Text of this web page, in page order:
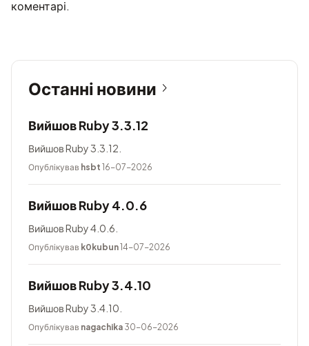
коментарі.
Останні новини
Вийшов Ruby 3.3.12
Вийшов Ruby 3.3.12.
Опублікував hsbt 16-07-2026
Вийшов Ruby 4.0.6
Вийшов Ruby 4.0.6.
Опублікував k0kubun14-07-2026
Вийшов Ruby 3.4.10
Вийшов Ruby 3.4.10.
Опублікував nagachika 30-06-2026